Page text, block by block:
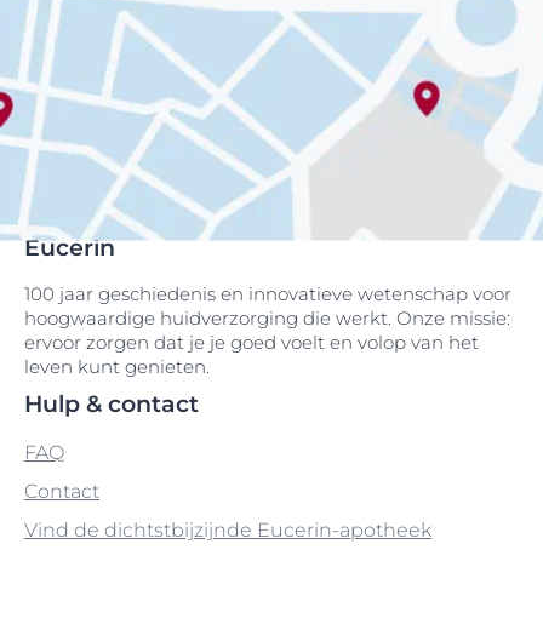
Eucerin
100 jaar geschiedenis en innovatieve wetenschap voor
hoogwaardige huidverzorging die werkt. Onze missie:
ervoor zorgen dat je je goed voelt en volop van het
leven kunt genieten.
Hulp & contact
FAQ
Contact
Vind de dichtstbijzijnde Eucerin-apotheek